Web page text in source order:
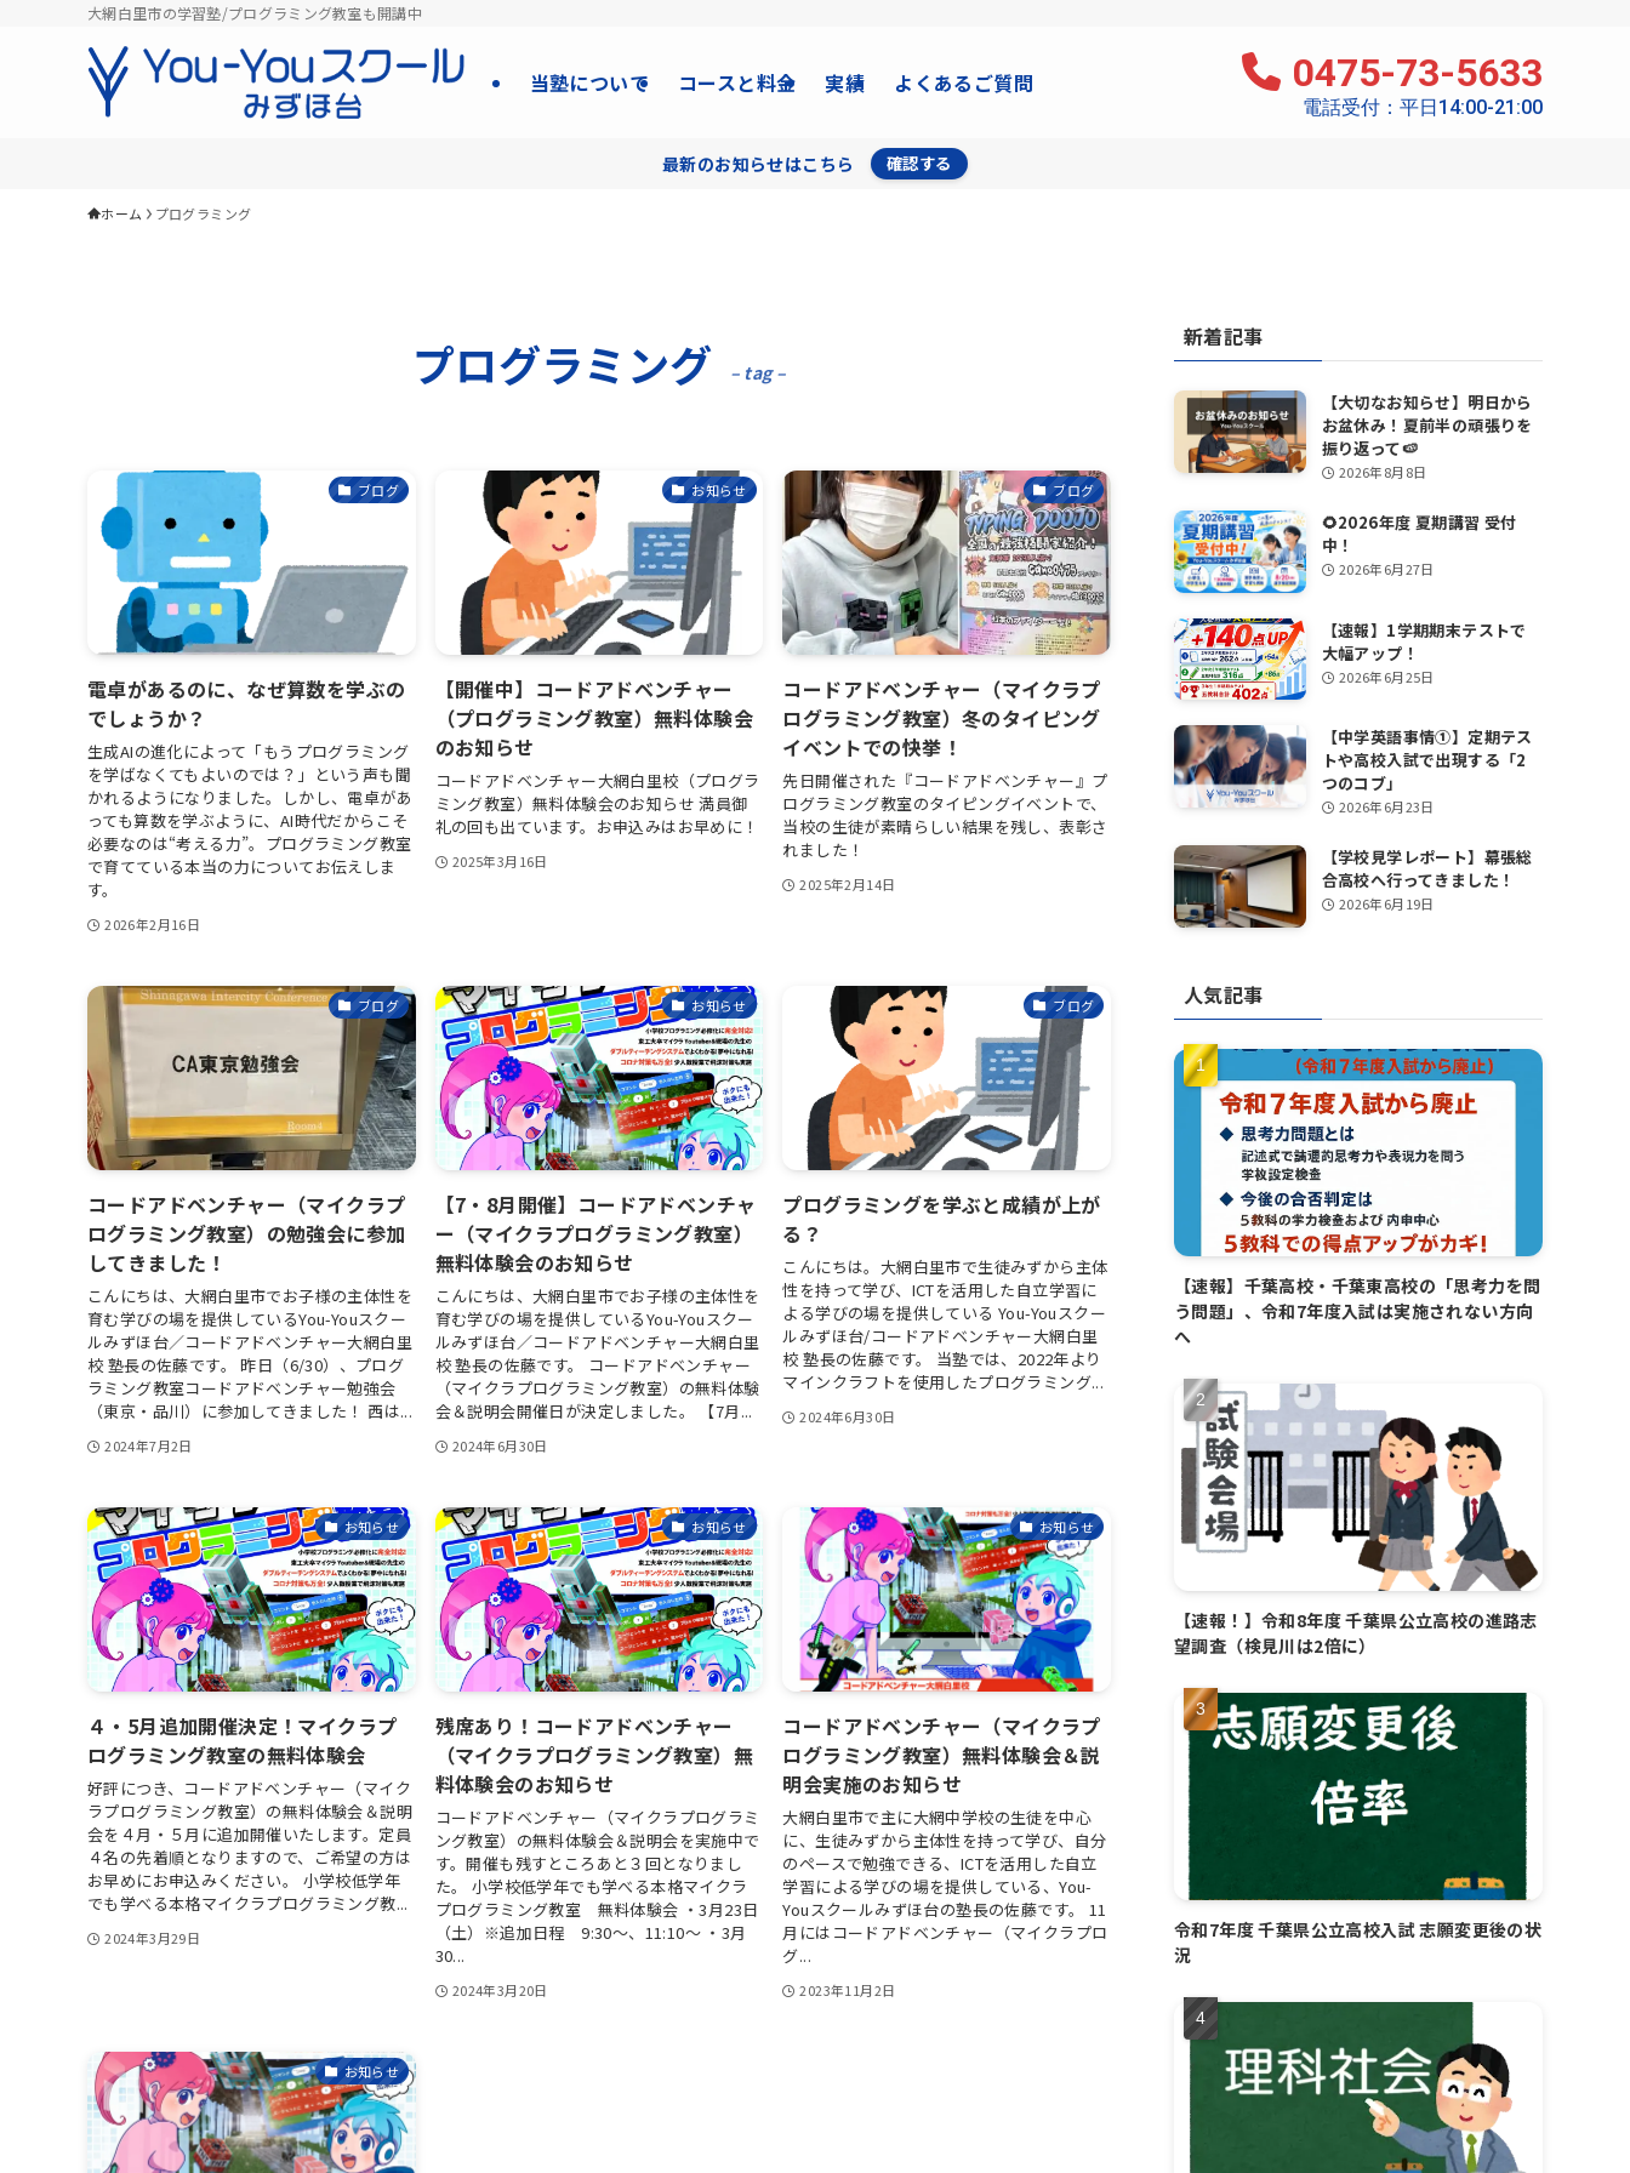
大網白里市の学習塾/プログラミング教室も開講中
当塾について コースと料金 実績 よくあるご質問 0475-73-5633
電話受付：平日14:00-21:00
最新のお知らせはこちら 確認する
ホーム プログラミング
プログラミング – tag –
ブログ
電卓があるのに、なぜ算数を学ぶの
でしょうか？
生成AIの進化によって「もうプログラミング
を学ばなくてもよいのでは？」という声も聞
かれるようになりました。しかし、電卓があ
っても算数を学ぶように、AI時代だからこそ
必要なのは“考える力”。プログラミング教室
で育てている本当の力についてお伝えしま
す。
2026年2月16日
お知らせ
【開催中】コードアドベンチャー
（プログラミング教室）無料体験会
のお知らせ
コードアドベンチャー大網白里校（プログラ
ミング教室）無料体験会のお知らせ 満員御
礼の回も出ています。お申込みはお早めに！
2025年3月16日
ブログ
コードアドベンチャー（マイクラプ
ログラミング教室）冬のタイピング
イベントでの快挙！
先日開催された『コードアドベンチャー』プ
ログラミング教室のタイピングイベントで、
当校の生徒が素晴らしい結果を残し、表彰さ
れました！
2025年2月14日
ブログ
コードアドベンチャー（マイクラプ
ログラミング教室）の勉強会に参加
してきました！
こんにちは、大網白里市でお子様の主体性を
育む学びの場を提供しているYou-Youスクー
ルみずほ台／コードアドベンチャー大網白里
校 塾長の佐藤です。 昨日（6/30）、プログ
ラミング教室コードアドベンチャー勉強会
（東京・品川）に参加してきました！ 西は...
2024年7月2日
お知らせ
【7・8月開催】コードアドベンチャ
ー（マイクラプログラミング教室）
無料体験会のお知らせ
こんにちは、大網白里市でお子様の主体性を
育む学びの場を提供しているYou-Youスクー
ルみずほ台／コードアドベンチャー大網白里
校 塾長の佐藤です。 コードアドベンチャー
（マイクラプログラミング教室）の無料体験
会＆説明会開催日が決定しました。 【7月...
2024年6月30日
ブログ
プログラミングを学ぶと成績が上が
る？
こんにちは。大網白里市で生徒みずから主体
性を持って学び、ICTを活用した自立学習に
よる学びの場を提供している You-Youスクー
ルみずほ台/コードアドベンチャー大網白里
校 塾長の佐藤です。 当塾では、2022年より
マインクラフトを使用したプログラミング...
2024年6月30日
お知らせ
４・5月追加開催決定！マイクラプ
ログラミング教室の無料体験会
好評につき、コードアドベンチャー（マイク
ラプログラミング教室）の無料体験会＆説明
会を４月・５月に追加開催いたします。定員
４名の先着順となりますので、ご希望の方は
お早めにお申込みください。 小学校低学年
でも学べる本格マイクラプログラミング教...
2024年3月29日
お知らせ
残席あり！コードアドベンチャー
（マイクラプログラミング教室）無
料体験会のお知らせ
コードアドベンチャー（マイクラプログラミ
ング教室）の無料体験会＆説明会を実施中で
す。開催も残すところあと３回となりまし
た。 小学校低学年でも学べる本格マイクラ
プログラミング教室 無料体験会 ・3月23日
（土）※追加日程 9:30～、11:10～ ・3月
30...
2024年3月20日
お知らせ
コードアドベンチャー（マイクラプ
ログラミング教室）無料体験会＆説
明会実施のお知らせ
大網白里市で主に大網中学校の生徒を中心
に、生徒みずから主体性を持って学び、自分
のペースで勉強できる、ICTを活用した自立
学習による学びの場を提供している、You-
Youスクールみずほ台の塾長の佐藤です。 11
月にはコードアドベンチャー（マイクラプロ
グ...
2023年11月2日
お知らせ
新着記事
【大切なお知らせ】明日から
お盆休み！夏前半の頑張りを
振り返って🍉
2026年8月8日
🌻2026年度 夏期講習 受付
中！
2026年6月27日
【速報】1学期期末テストで
大幅アップ！
2026年6月25日
【中学英語事情①】定期テス
トや高校入試で出現する「2
つのコブ」
2026年6月23日
【学校見学レポート】幕張総
合高校へ行ってきました！
2026年6月19日
人気記事
【速報】千葉高校・千葉東高校の「思考力を問
う問題」、令和7年度入試は実施されない方向
へ
【速報！】令和8年度 千葉県公立高校の進路志
望調査（検見川は2倍に）
令和7年度 千葉県公立高校入試 志願変更後の状
況